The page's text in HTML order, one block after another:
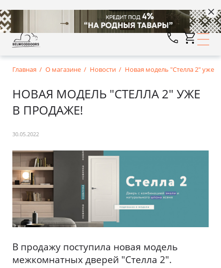
Главная О магазине Новости Новая модель "Стелла 2" уже
НОВАЯ МОДЕЛЬ "СТЕЛЛА 2" УЖЕ
В ПРОДАЖЕ!
30.05.2022
В продажу поступила новая модель
межкомнатных дверей "Стелла 2".